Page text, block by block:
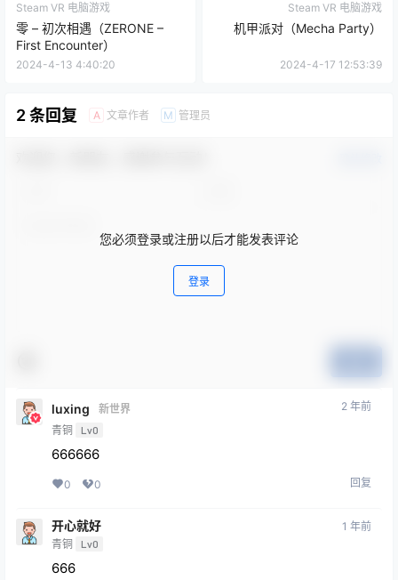
Steam VR 电脑游戏
零 – 初次相遇（ZERONE –
First Encounter）
2024-4-13 4:40:20
Steam VR 电脑游戏
机甲派对（Mecha Party）
2024-4-17 12:53:39
2 条回复 A 文章作者 M 管理员
您必须登录或注册以后才能发表评论
登录
luxing
新世界
青铜
Lv0
2 年前
666666
0 0 回复
开心就好
青铜 Lv0
1 年前
666